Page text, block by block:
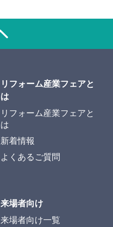
リフォーム産業フェアと
は
リフォーム産業フェアと
は
新着情報
よくあるご質問
来場者向け
来場者向け一覧